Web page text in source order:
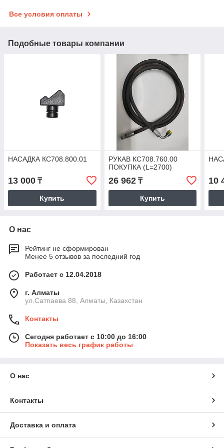
Все условия оплаты
Подобные товары компании
НАСАДКА КС708.800.01
13 000 ₸
Купить
РУКАВ КС708.760.00
ПОКУПКА (L=2700)
26 962₸
Купить
10
О нас
Рейтинг не сформирован
Менее 5 отзывов за последний год
Работает с 12.04.2018
г. Алматы
ул.Сатпаева 88, Алматы, Казахстан
Контакты
Сегодня работает с 10:00 до 16:00
Показать весь график работы
О нас
Контакты
Доставка и оплата